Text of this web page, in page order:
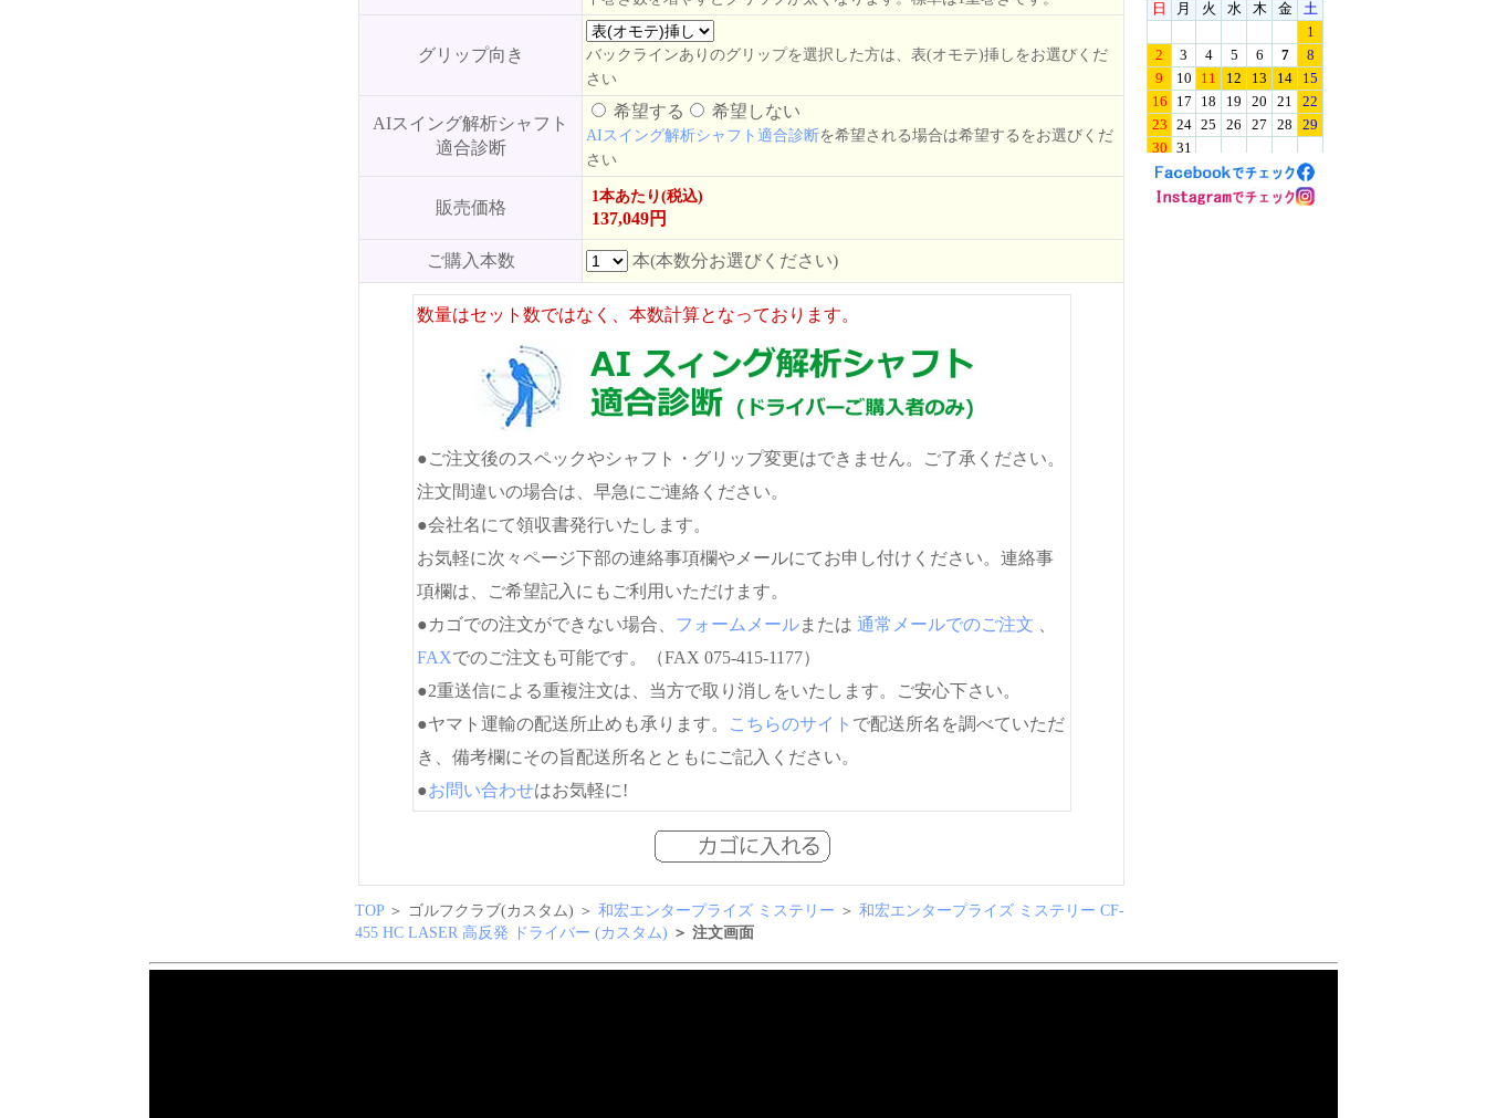
グリップ向き
バックラインありのグリップを選択した方は、表(オモテ)挿しをお選びくだ
さい
AIスイング解析シャフト
適合診断
希望する 希望しない
AIスイング解析シャフト適合診断を希望される場合は希望するをお選びくだ
さい
販売価格
1本あたり(税込)
137,049円
ご購入本数 本(本数分お選びください)
数量はセット数ではなく、本数計算となっております。
●ご注文後のスペックやシャフト・グリップ変更はできません。ご了承ください。
注文間違いの場合は、早急にご連絡ください。
●会社名にて領収書発行いたします。
お気軽に次々ページ下部の連絡事項欄やメールにてお申し付けください。連絡事
項欄は、ご希望記入にもご利用いただけます。
●カゴでの注文ができない場合、 フォームメールまたは 通常メールでのご注文
FAXでのご注文も可能です。（FAX 075-415-1177）
●2重送信による重複注文は、当方で取り消しをいたします。ご安心下さい。
●ヤマト運輸の配送所止めも承ります。
こちらのサイト で配送所名を調べていただ
き、備考欄にその旨配送所名とともにご記入ください。
●お問い合わせはお気軽に!
TOP ＞ ゴルフクラブ(カスタム) ＞ 和宏エンタープライズ ミステリー ＞ 和宏エンタープライズ ミステリー CF-
455 HC LASER 高反発 ドライバー (カスタム) ＞ 注文画面